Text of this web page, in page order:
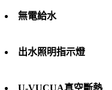
無電給水
出水照明指示燈
U-VUCUA真空斷熱